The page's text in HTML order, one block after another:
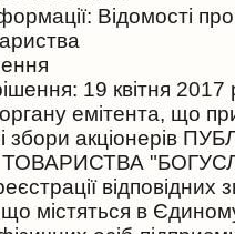
Відомості
19 квітня
емітента, що
збори акціонерів
відповідних
містяться в